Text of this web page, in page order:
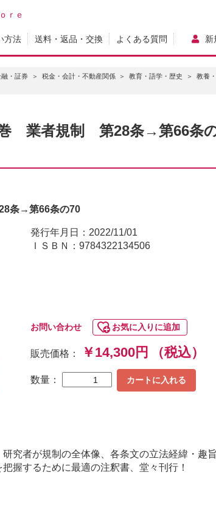
ｒｅ
方法 送料・返品・交換 よくある質問 新
融・証券 税金・会計・不動産関係 教育・語学・歴史 教養
業者規制 第28条→第66条
条→第66条の70
発行年月日：2022/11/01
ＩＳＢＮ：9784322134506
お問い合わせ お気に入りに追加
販売価格： ￥14,300円 （税込）
数量： カートに入れる
究者が規制の全体像、各条文の立法経緯・趣
握するために最適の注釈書、堂々刊行！